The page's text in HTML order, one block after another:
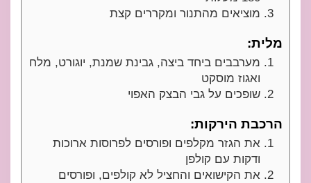
מוציאים מהתנור ומקררים קצת
מלית:
מערבבים ביחד ביצה, גבינת שמנת, יוגורט, מלח
ואגוז מוסקט
שופכים על גבי הבצק האפוי
הרכבת הירקות:
את הגזר מקלפים ופורסים לפרוסות ארוכות
ודקות עם קולפן
את הקישואים והחציל לא קולפים, ופורסים